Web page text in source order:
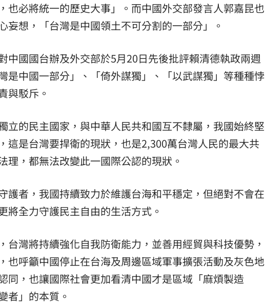
也必將統一的歷史大事」。而中國外交部發言人郭嘉昆也
妄想，「台灣是中國領土不可分割的一部分」。
中國國台辦及外交部於5月20日先後批評賴清德執政兩週
是中國一部分」、「倚外謀獨」、「以武謀獨」等種種悖
與駁斥。
立的民主國家，與中華人民共和國互不隸屬，我國始終堅
這是台灣要捍衛的現狀，也是2,300萬台灣人民的最大共
理，都無法改變此一國際公認的現狀。
護者，我國持續致力於維護台海和平穩定，但絕對不會在
將全力守護民主自由的生活方式。
台灣將持續強化自我防衛能力，並善用經貿與科技優勢，
也呼籲中國停止在台海及周邊區域軍事擴張活動及灰色地
同，也讓國際社會更加看清中國才是區域「麻煩製造
者」的本質。